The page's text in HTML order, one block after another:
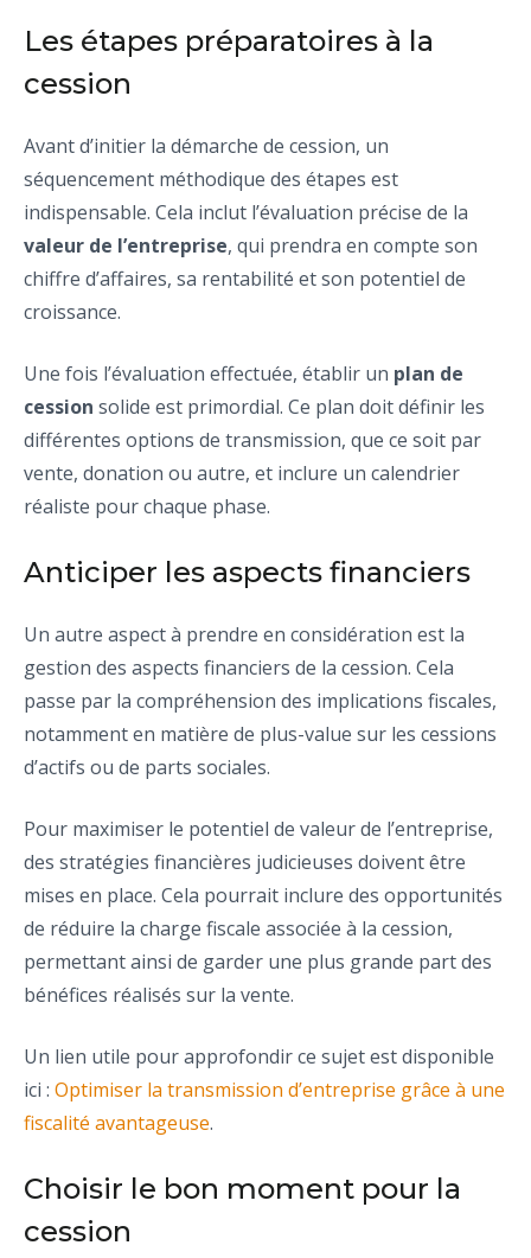
Les étapes préparatoires à la
cession
Avant d’initier la démarche de cession, un
séquencement méthodique des étapes est
indispensable. Cela inclut l’évaluation précise de la
valeur de l’entreprise, qui prendra en compte son
chiffre d’affaires, sa rentabilité et son potentiel de
croissance.
Une fois l’évaluation effectuée, établir un plan de
cession solide est primordial. Ce plan doit définir les
différentes options de transmission, que ce soit par
vente, donation ou autre, et inclure un calendrier
réaliste pour chaque phase.
Anticiper les aspects financiers
Un autre aspect à prendre en considération est la
gestion des aspects financiers de la cession. Cela
passe par la compréhension des implications fiscales,
notamment en matière de plus-value sur les cessions
d’actifs ou de parts sociales.
Pour maximiser le potentiel de valeur de l’entreprise,
des stratégies financières judicieuses doivent être
mises en place. Cela pourrait inclure des opportunités
de réduire la charge fiscale associée à la cession,
permettant ainsi de garder une plus grande part des
bénéfices réalisés sur la vente.
Un lien utile pour approfondir ce sujet est disponible
ici : Optimiser la transmission d’entreprise grâce à une
fiscalité avantageuse.
Choisir le bon moment pour la
cession